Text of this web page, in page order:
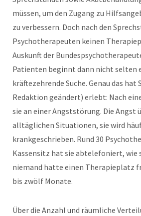
müssen, um den Zugang zu
zu verbessern. Doch nach den
Psychotherapeuten keinen
Auskunft der
Patienten beginnt dann nicht selten
kräftezehrende Suche. Genau das hat
Redaktion geändert) erlebt: Nach
sie an einer Angststörung. Die Angst
alltäglichen Situationen, sie wird
krankgeschrieben. Rund 30
Kassensitz hat sie abtelefoniert, wie
niemand hatte einen Therapieplatz
bis zwölf Monate.
Über die Anzahl und räumliche